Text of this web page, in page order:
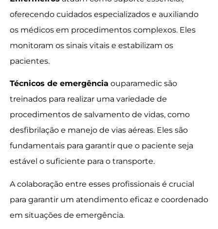
oferecendo cuidados especializados e auxiliando
os médicos em procedimentos complexos. Eles
monitoram os sinais vitais e estabilizam os
pacientes.
Técnicos de emergência ouparamedic são
treinados para realizar uma variedade de
procedimentos de salvamento de vidas, como
desfibrilação e manejo de vias aéreas. Eles são
fundamentais para garantir que o paciente seja
estável o suficiente para o transporte.
A colaboração entre esses profissionais é crucial
para garantir um atendimento eficaz e coordenado
em situações de emergência.